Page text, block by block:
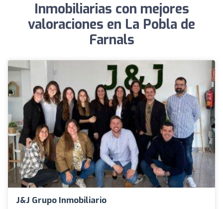
Inmobiliarias con mejores
valoraciones en La Pobla de
Farnals
J&J Grupo Inmobiliario